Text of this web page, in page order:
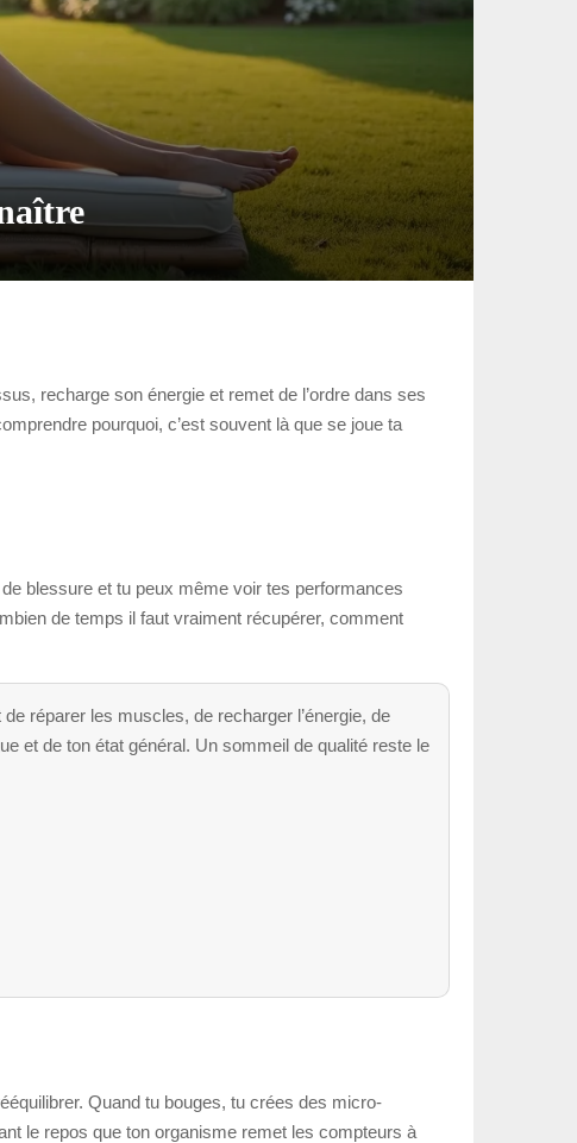
recharge son énergie et remet de l’ordre dans ses
pourquoi, c’est souvent là que se joue ta
blessure et tu peux même voir tes performances
de temps il faut vraiment récupérer, comment
réparer les muscles, de recharger l’énergie, de
et de ton état général. Un sommeil de qualité reste le
Quand tu bouges, tu crées des micro-
le repos que ton organisme remet les compteurs à